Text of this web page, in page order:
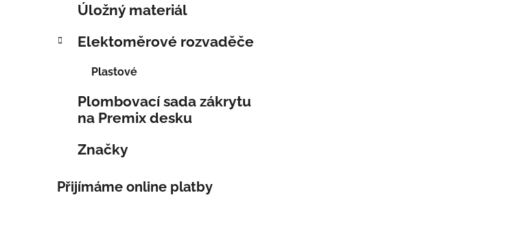
Úložný materiál
Elektoměrové rozvaděče
Plastové
Plombovací sada zákrytu
na Premix desku
Značky
Přijímáme online platby